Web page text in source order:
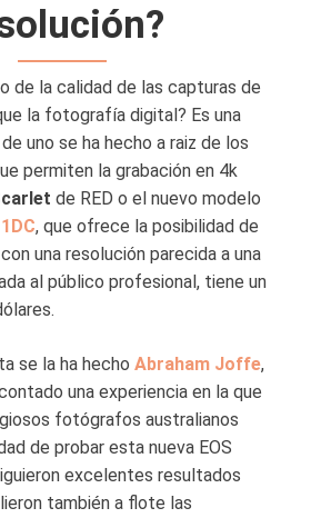
de la calidad de las capturas de
la fotografía digital? Es una
uno se ha hecho a raiz de los
permiten la grabación en 4k
de RED o el nuevo modelo
, que ofrece la posibilidad de
una resolución parecida a una
al público profesional, tiene un
se la ha hecho Abraham Joffe,
una experiencia en la que
fotógrafos australianos
de probar esta nueva EOS
excelentes resultados
también a flote las